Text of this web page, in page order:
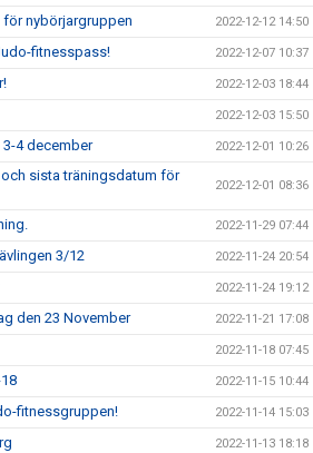
nybörjargruppen 2022-12-12 14:50
fitnesspass! 2022-12-07 10:37
2022-12-03 18:44
2022-12-03 15:50
4 december 2022-12-01 10:26
sista träningsdatum för
2022-12-01 08:36
2022-11-29 07:44
3/12 2022-11-24 20:54
2022-11-24 19:12
den 23 November 2022-11-21 17:08
2022-11-18 07:45
2022-11-15 10:44
fitnessgruppen! 2022-11-14 15:03
2022-11-13 18:18